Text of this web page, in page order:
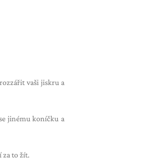
vaši jiskru a
jinému koníčku a
za to žít.